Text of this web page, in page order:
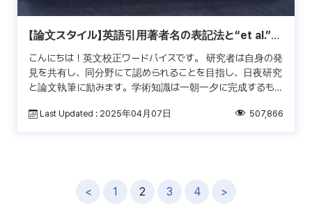
【論文スタイル】英語引用著者名の表記法と“et al.”の
使い方 (APA,MLA,Chicago)
こんにちは！英文校正ワードバイスです。 研究者は自身の発
見を共有し、同分野にて認められることを目指し、日夜研究
と論文執筆に励みます。学術知識は一朝一夕に完成するもの
積 […]
Last Updated : 2025年04月07日 507,866
< 1 2 3 4 >